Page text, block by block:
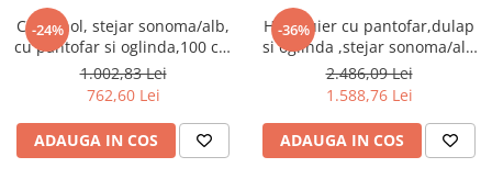
-24%
Cuier hol, stejar sonoma/alb,
cu pantofar si oglinda,100 cm
lungime, Bortis
1.002,83 Lei
762,60 Lei
ADAUGA IN COS
-36%
Hol /Cuier cu pantofar,dulap
si oglinda ,stejar sonoma/alb
,Bortis Impex
2.486,09 Lei
1.588,76 Lei
ADAUGA IN COS